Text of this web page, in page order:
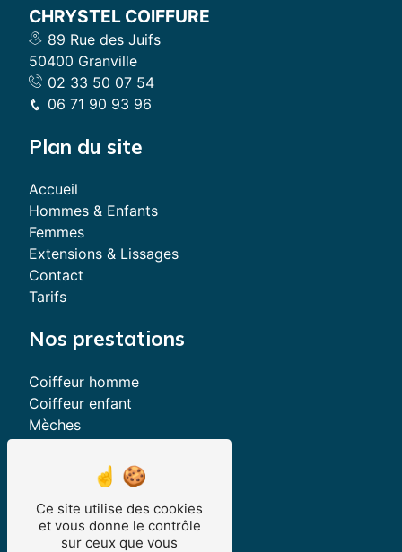
CHRYSTEL COIFFURE
89 Rue des Juifs
50400 Granville
02 33 50 07 54
06 71 90 93 96
Plan du site
Accueil
Hommes & Enfants
Femmes
Extensions & Lissages
Contact
Tarifs
Nos prestations
Coiffeur homme
Coiffeur enfant
Mèches
Permanentes
Extensions de cheveux
Salon de coiffure
Coupe afro
Ce site utilise des cookies
et vous donne le contrôle
sur ceux que vous